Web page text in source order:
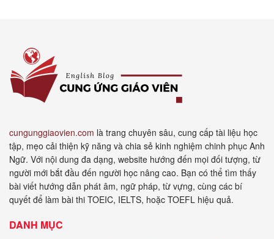
cungunggiaovien.com là trang chuyên sâu, cung cấp tài liệu học
tập, mẹo cải thiện kỹ năng và chia sẻ kinh nghiệm chinh phục Anh
Ngữ. Với nội dung đa dạng, website hướng đến mọi đối tượng, từ
người mới bắt đầu đến người học nâng cao. Bạn có thể tìm thấy
bài viết hướng dẫn phát âm, ngữ pháp, từ vựng, cùng các bí
quyết để làm bài thi TOEIC, IELTS, hoặc TOEFL hiệu quả.
DANH MỤC